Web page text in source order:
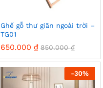
Ghế gỗ thư giãn ngoài trời –
TG01
650.000 ₫ 850.000₫
-30%